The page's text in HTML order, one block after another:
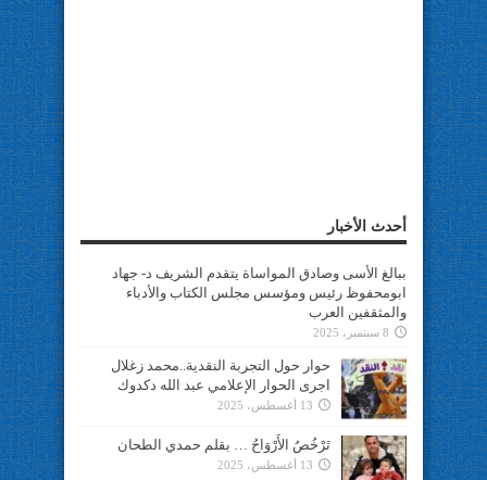
أحدث الأخبار
ببالغ الأسى وصادق المواساة يتقدم الشريف د- جهاد
ابومحفوظ رئيس ومؤسس مجلس الكتاب والأدباء
والمثقفين العرب
8 سبتمبر، 2025
حوار حول التجربة النقدية..محمد زغلال
اجرى الحوار الإعلامي عبد الله دكدوك
13 أغسطس، 2025
تَرْخُصُ الأَرْوَاحُ … بقلم حمدي الطحان
13 أغسطس، 2025